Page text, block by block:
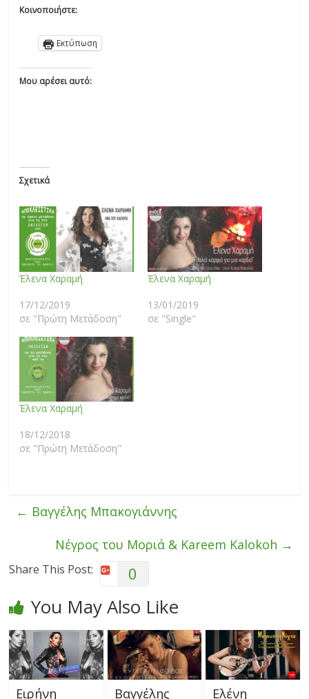
Κοινοποιήστε:
Εκτύπωση
Μου αρέσει αυτό:
Σχετικά
Έλενα Χαραμή
17/12/2019
σε "Πρώτη Μετάδοση"
Έλενα Χαραμή
13/01/2019
σε "Single"
Έλενα Χαραμή
18/12/2018
σε "Πρώτη Μετάδοση"
← Βαγγέλης Μπακογιάννης
Νέγρος του Μοριά & Kareem Kalokoh →
Share This Post: 0
You May Also Like
Ειρήνη Βαγγέλης Ελένη